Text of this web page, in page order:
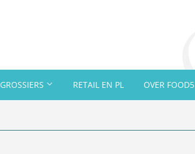
GROSSIERS RETAIL EN PL OVER FOOD5